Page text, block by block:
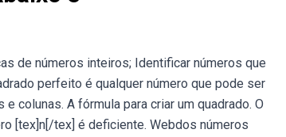
de números inteiros; Identificar números que
perfeito é qualquer número que pode ser
colunas. A fórmula para criar um quadrado. O
[tex]n[/tex] é deficiente. Webdos números